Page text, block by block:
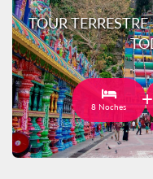
TOUR
8 Noches